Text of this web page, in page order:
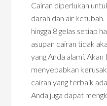
Cairan diperlukan
darah dan air
hingga 8 gelas setiap
asupan cairan tidak
yang Anda alami.
menyebabkan
cairan yang terbaik
Anda juga dapat